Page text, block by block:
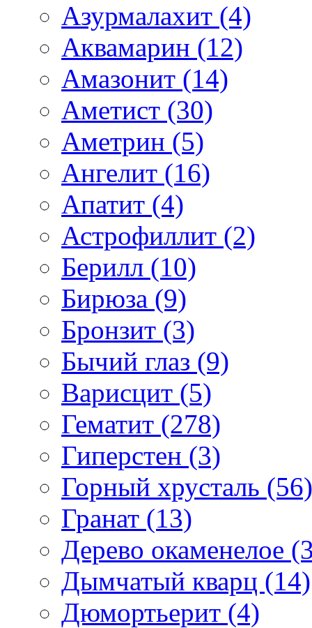
Азурмалахит (4)
Аквамарин (12)
Амазонит (14)
Аметист (30)
Аметрин (5)
Ангелит (16)
Апатит (4)
Астрофиллит (2)
Берилл (10)
Бирюза (9)
Бронзит (3)
Бычий глаз (9)
Варисцит (5)
Гематит (278)
Гиперстен (3)
Горный хрусталь (56)
Гранат (13)
Дерево окаменелое
Дымчатый кварц (14)
Дюмортьерит (4)